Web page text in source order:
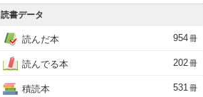
読書データ
読んだ本 954冊
読んでる本 202冊
積読本 531冊